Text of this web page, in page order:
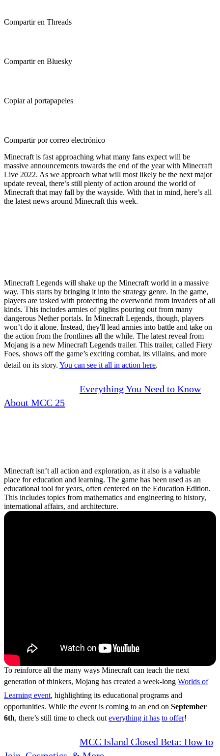
Compartir en Threads
Compartir en Bluesky
Copiar al portapapeles
Compartir por correo electrónico
Minecraft is fast approaching what many fans expect will be
massive announcements towards the end of the year with Minecraft
Live 2022. As we approach what will most likely be the next major
update reveal, there’s still plenty of action around the world of
Minecraft that may fall by the wayside. With that in mind, here’s all
the latest news around Minecraft this week.
Minecraft Legends will shake up the Minecraft world in a massive
way. This starts by bringing it into the strategy genre. In the game,
players are tasked with protecting the overworld from invaders of all
kinds. This includes armies of piglins pouring out from many
dangerous Nether portals. In Minecraft Legends, though, players
won’t do it alone. Instead, they'll lead armies into battle and take on
the action from the frontlines all the while. The latest reveal from
Mojang is a new Minecraft Legends trailer. This trailer, called Fiery
Foes, shows off the game’s exciting combat, its villains, and more
detail on its story. You can see it all in action here.
Everything You Need to Know
About MCC 25
Minecraft isn’t all action and exploration, as it also is a valuable
place for education and learning. The game has been used as an
educational tool for years, often centered on the Education Edition.
This includes topics from mathematics and engineering to history,
international affairs, and architecture.
To reinforce all the many ways Minecraft can teach the next
generation of thinkers, Mojang has created a week-long Worlds of
Learning event, highlighting its educational programs and
opportunities. While the event is coming to an end on September
6th, there’s still time to check out everything it has to offer!
MCC Island Closed Beta: How to